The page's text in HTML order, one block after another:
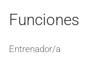
Funciones
Entrenador/a